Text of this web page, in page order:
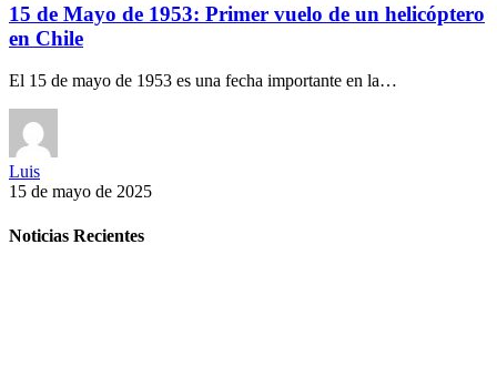
15 de Mayo de 1953: Primer vuelo de un helicóptero
en Chile
El 15 de mayo de 1953 es una fecha importante en la…
Luis
15 de mayo de 2025
Noticias Recientes